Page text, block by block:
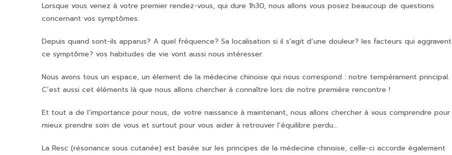
Lorsque vous venez à votre premier rendez-vous, qui dure 1h30, nous allons vous posez beaucoup de questions
concernant vos symptômes.
Depuis quand sont-ils apparus? A quel fréquence? Sa localisation si il s’agit d’une douleur? les facteurs qui aggravent
ce symptôme? vos habitudes de vie vont aussi nous intéresser.
Nous avons tous un espace, un élement de la médecine chinoise qui nous correspond : notre tempérament principal.
C’est aussi cet éléments là que nous allons chercher à connaître lors de notre première rencontre !
Et tout a de l’importance pour nous, de votre naissance à maintenant, nous allons chercher à vous comprendre pour
mieux prendre soin de vous et surtout pour vous aider à retrouver l’équilibre perdu…
La Resc (résonance sous cutanée) est basée sur les principes de la médecine chinoise, celle-ci accorde également